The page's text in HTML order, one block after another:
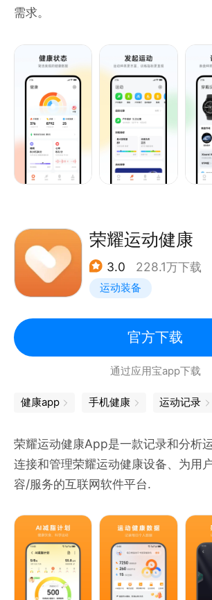
Keep会员到期前24小时由应用宝自
月/季/年分别延期31/92/366 天，取
在“我的-会员”操作
需求。
应用介绍：
【十余种专业运动模式，精准记录】
跑步、骑行、登山、越野等 1 7种运
记录，打开App便能查看每一次运动
天、每周、每月的运动情况，一目了
情况设定目标，督促自己积极完成。
【多场景全天候健康管理】心率、血
能量等重要健康指标全天监控和风险
压、女性健康、医疗急救卡等健康数
【夜晚睡眠监测，专业分析】
记录每晚睡眠信息，通过深度分析深
动等睡眠状态，睡眠心率、血氧、呼
【健身课程内容，减脂增肌不迷茫】
手健身和器械健身课程，帮你纠正动
家也能有效锻炼，跑步、瑜伽、核心
程，帮你养成良好的运动习惯。
【多功能 NFC，公交、门禁一刷即开
通过小米运动健康App绑定公交卡、
荣耀运动健康
3.0 228.1万下载
运动装备
官方下载
通过应用宝app下载
健康app 手机健康 运动记录
荣耀运动健康App是一款记录和分析
连接和管理荣耀运动健康设备、为用
容/服务的互联网软件平台.